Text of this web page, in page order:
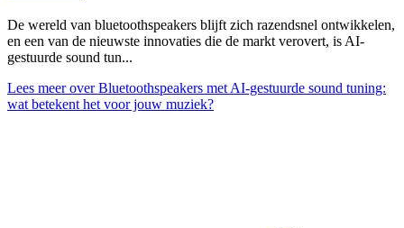
De wereld van bluetoothspeakers blijft zich razendsnel ontwikkelen,
en een van de nieuwste innovaties die de markt verovert, is AI-
gestuurde sound tun...
Lees meerover Bluetoothspeakers met AI-gestuurde sound tuning:
wat betekent het voor jouw muziek?